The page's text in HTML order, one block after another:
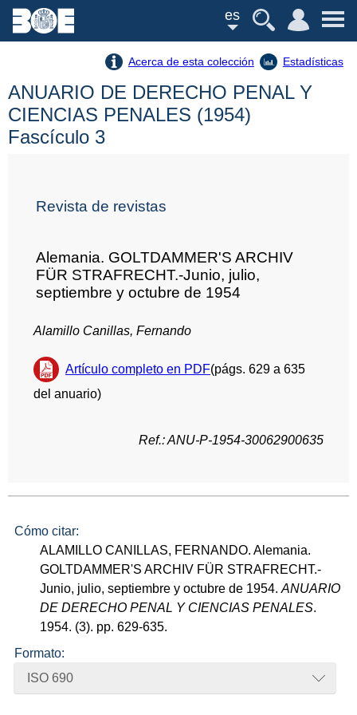
es
Acerca de esta colección Estadísticas
ANUARIO DE DERECHO PENAL Y
CIENCIAS PENALES (1954)
Fascículo 3
Revista de revistas
Alemania. GOLTDAMMER'S ARCHIV
FÜR STRAFRECHT.-Junio, julio,
septiembre y octubre de 1954
Alamillo Canillas, Fernando
Artículo completo en PDF(págs. 629 a 635
del anuario)
Ref.: ANU-P-1954-30062900635
Cómo citar:
ALAMILLO CANILLAS, FERNANDO. Alemania.
GOLTDAMMER'S ARCHIV FÜR STRAFRECHT.-
Junio, julio, septiembre y octubre de 1954.ANUARIO
DE DERECHO PENAL Y CIENCIAS PENALES.
1954. (3). pp. 629-635.
Formato:
ISO 690